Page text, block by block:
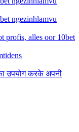
ngezinhlamvu
profis, alles oor 10bet
उपयोग करके अपनी